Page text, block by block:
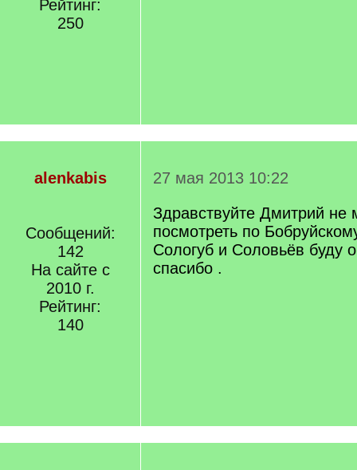
Рейтинг:
250
alenkabis
Сообщений:
142
На сайте с
2010 г.
Рейтинг:
140
27 мая 2013 10:22
Здравствуйте Дмитрий не
посмотреть по
Сологуб и Соловьёв буду
спасибо .